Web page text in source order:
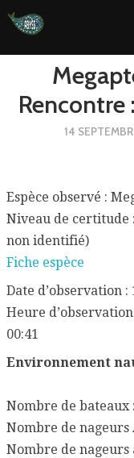
To Blog
14
Espèce observé :
Niveau de certitude
non identifié)
Fiche espèce
Date d’observation :
Heure
00:41
Environnement
Nombre de bateaux
Nombre de nageurs
Nombre de nageurs